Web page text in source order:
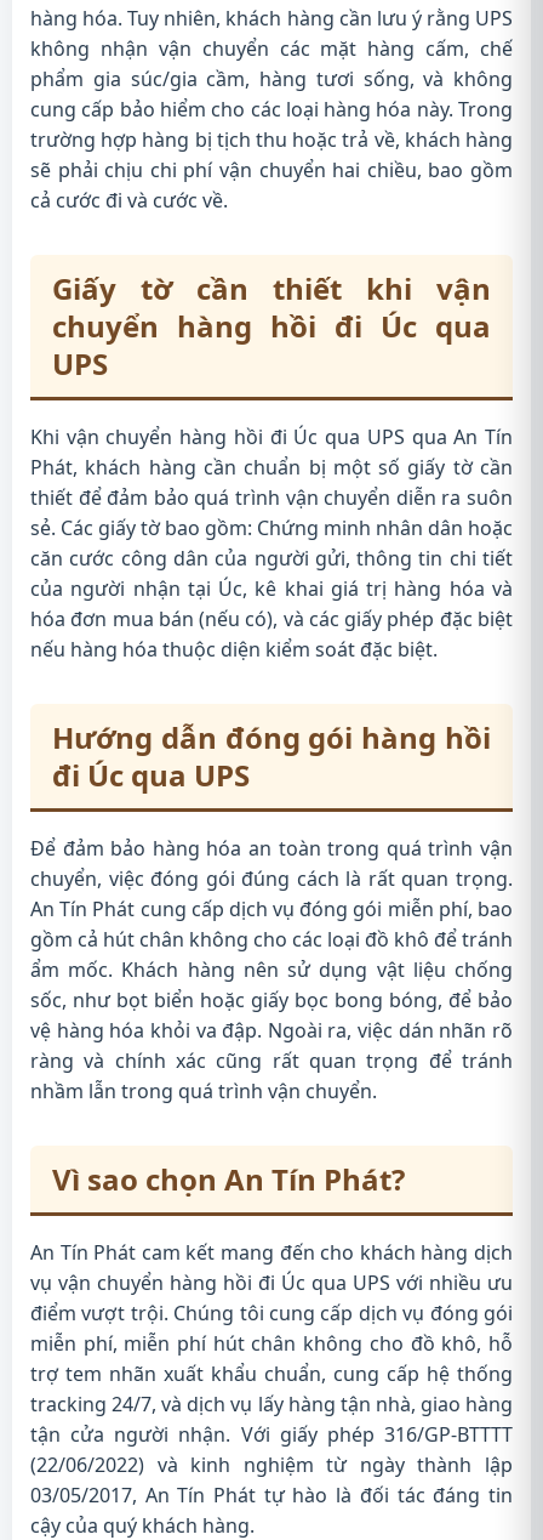
hàng hóa. Tuy nhiên, khách hàng cần lưu ý rằng UPS
không nhận vận chuyển các mặt hàng cấm, chế
phẩm gia súc/gia cầm, hàng tươi sống, và không
cung cấp bảo hiểm cho các loại hàng hóa này. Trong
trường hợp hàng bị tịch thu hoặc trả về, khách hàng
sẽ phải chịu chi phí vận chuyển hai chiều, bao gồm
cả cước đi và cước về.
Giấy tờ cần thiết khi vận
chuyển hàng hồi đi Úc qua
UPS
Khi vận chuyển hàng hồi đi Úc qua UPS qua An Tín
Phát, khách hàng cần chuẩn bị một số giấy tờ cần
thiết để đảm bảo quá trình vận chuyển diễn ra suôn
sẻ. Các giấy tờ bao gồm: Chứng minh nhân dân hoặc
căn cước công dân của người gửi, thông tin chi tiết
của người nhận tại Úc, kê khai giá trị hàng hóa và
hóa đơn mua bán (nếu có), và các giấy phép đặc biệt
nếu hàng hóa thuộc diện kiểm soát đặc biệt.
Hướng dẫn đóng gói hàng hồi
đi Úc qua UPS
Để đảm bảo hàng hóa an toàn trong quá trình vận
chuyển, việc đóng gói đúng cách là rất quan trọng.
An Tín Phát cung cấp dịch vụ đóng gói miễn phí, bao
gồm cả hút chân không cho các loại đồ khô để tránh
ẩm mốc. Khách hàng nên sử dụng vật liệu chống
sốc, như bọt biển hoặc giấy bọc bong bóng, để bảo
vệ hàng hóa khỏi va đập. Ngoài ra, việc dán nhãn rõ
ràng và chính xác cũng rất quan trọng để tránh
nhầm lẫn trong quá trình vận chuyển.
Vì sao chọn An Tín Phát?
An Tín Phát cam kết mang đến cho khách hàng dịch
vụ vận chuyển hàng hồi đi Úc qua UPS với nhiều ưu
điểm vượt trội. Chúng tôi cung cấp dịch vụ đóng gói
miễn phí, miễn phí hút chân không cho đồ khô, hỗ
trợ tem nhãn xuất khẩu chuẩn, cung cấp hệ thống
tracking 24/7, và dịch vụ lấy hàng tận nhà, giao hàng
tận cửa người nhận. Với giấy phép 316/GP-BTTTT
(22/06/2022) và kinh nghiệm từ ngày thành lập
03/05/2017, An Tín Phát tự hào là đối tác đáng tin
cậy của quý khách hàng.